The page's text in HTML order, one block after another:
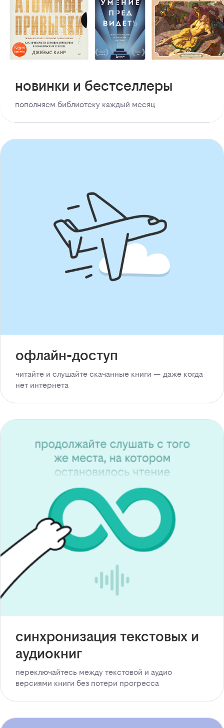
новинки и бестселлеры
пополняем библиотеку каждый месяц
офлайн-доступ
читайте и слушайте скачанные книги — даже когда
нет интернета
синхронизация текстовых и
аудиокниг
переключайтесь между текстовой и аудио
версиями книги без потери прогресса